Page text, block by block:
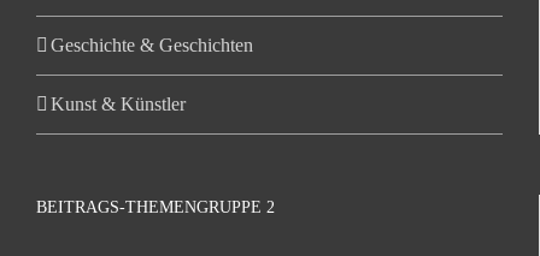
Geschichte & Geschichten
Kunst & Künstler
BEITRAGS-THEMENGRUPPE 2